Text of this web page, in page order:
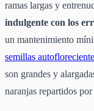
ramas largas y
indulgente con los
un mantenimiento
semillas
son grandes y
naranjas repartidos